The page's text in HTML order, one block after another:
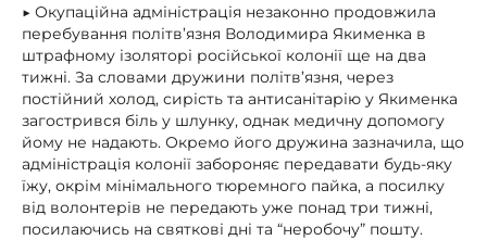
▶ Окупаційна адміністрація незаконно продовжила
перебування політв’язня Володимира Якименка в
штрафному ізоляторі російської колонії ще на два
тижні. За словами дружини політв’язня, через
постійний холод, сирість та антисанітарію у Якименка
загострився біль у шлунку, однак медичну допомогу
йому не надають. Окремо його дружина зазначила, що
адміністрація колонії забороняє передавати будь-яку
їжу, окрім мінімального тюремного пайка, а посилку
від волонтерів не передають уже понад три тижні,
посилаючись на святкові дні та “неробочу” пошту.